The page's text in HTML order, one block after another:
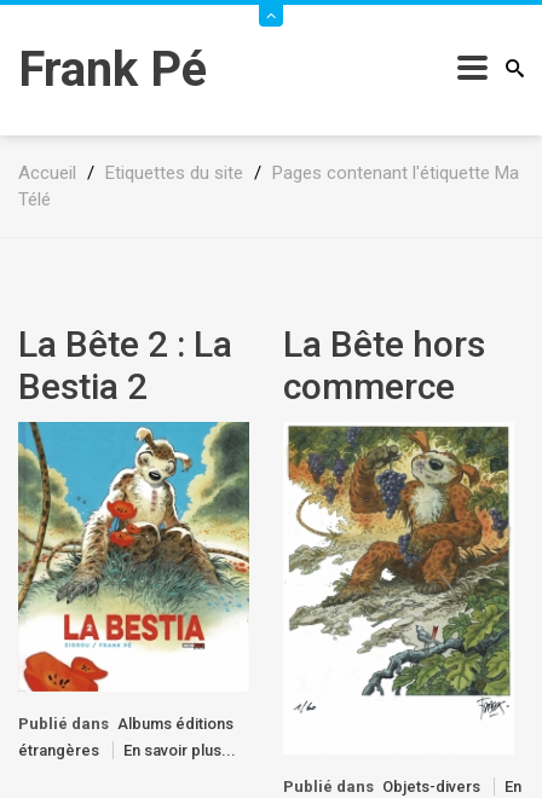
Frank Pé
Accueil / Etiquettes du site / Pages contenant l'étiquette Ma
Télé
La Bête 2 : La
Bestia 2
Publié dans Albums éditions
étrangères
En savoir plus...
La Bête hors
commerce
Publié dans Objets-divers
En